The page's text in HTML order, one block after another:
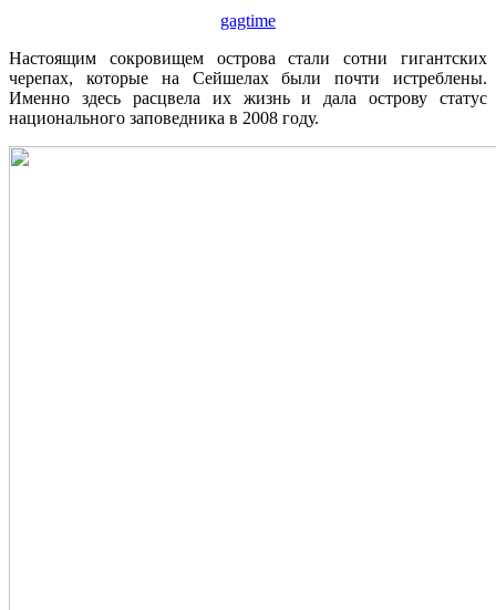
gagtime
Настоящим сокровищем острова стали сотни гигантских
черепах, которые на Сейшелах были почти истреблены.
Именно здесь расцвела их жизнь и дала острову статус
национального заповедника в 2008 году.